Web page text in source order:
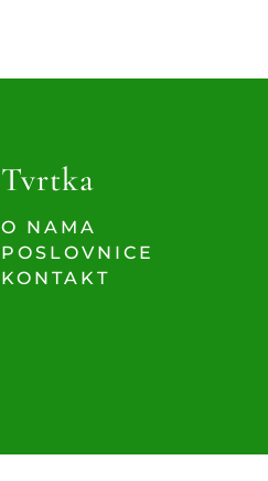
Tvrtka
O NAMA
POSLOVNICE
KONTAKT